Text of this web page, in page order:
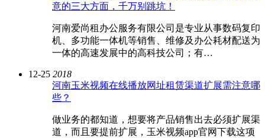
意的三大方面，千万别跳坑！
河南爱尚租办公服务有限公司是专业从事数码复印
机、多功能一体机等销售、维修及办公耗材配送为
一体的高速发展中的高科技公司；有…
12-25 2018
河南玉米视频在线播放网址租赁渠道扩展需注意哪
些？
做业务的都知道，想要将产品销售出去必须扩展渠
道，而且要提前扩展，玉米视频app官网下载这项